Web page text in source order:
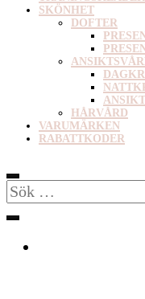
SKÖNHET
DOFTER
HÅRVÅRD
VARUMÄRKEN
RABATTKODER
Sök
efter: